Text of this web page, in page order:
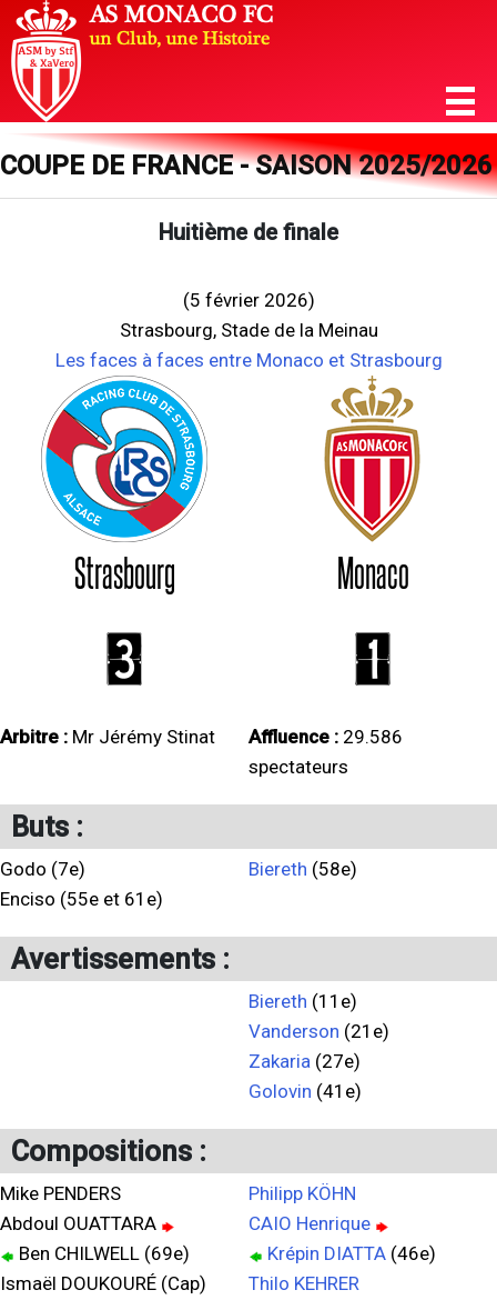
COUPE DE FRANCE - SAISON 2025/2026
Huitième de finale
(5 février 2026)
Strasbourg, Stade de la Meinau
Les faces à faces entre Monaco et Strasbourg
Strasbourg Monaco
3 1
Arbitre : Mr Jérémy Stinat Affluence : 29.586
spectateurs
Buts :
Godo (7e)
Enciso (55e et 61e)
Biereth (58e)
Avertissements :
Biereth (11e)
Vanderson (21e)
Zakaria (27e)
Golovin (41e)
Compositions :
Mike PENDERS
Abdoul OUATTARA
Ben CHILWELL (69e)
Ismaël DOUKOURÉ (Cap)
Philipp KÖHN
CAIO Henrique
Krépin DIATTA (46e)
Thilo KEHRER